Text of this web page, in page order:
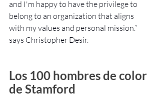
and I'm happy to have the privilege to
belong to an organization that aligns
with my values and personal mission.”
says Christopher Desir.
Los 100 hombres de color
de Stamford